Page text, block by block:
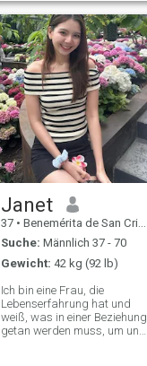
Janet
37 • Benemérita de San Cristóbal, San Cristóbal, Dom. Rep.
Suche: Männlich 37 - 70
Gewicht: 42 kg (92 lb)
Ich bin eine Frau, die
Lebenserfahrung hat und
weiß, was in einer Beziehung
getan werden muss, um uns